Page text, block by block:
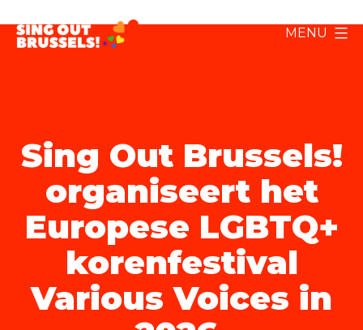
naar
MENU
Sing Out Brussels!
organiseert het
Europese LGBTQ+
korenfestival
Various Voices in